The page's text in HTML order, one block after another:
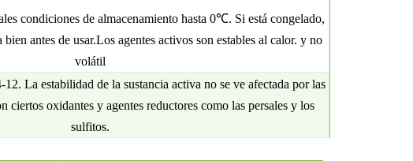
condiciones de almacenamiento hasta 0℃. Si está congelado,
antes de usar.Los agentes activos son estables al calor. y no
volátil
La estabilidad de la sustancia activa no se ve afectada por las
ciertos oxidantes y agentes reductores como las persales y los
sulfitos.